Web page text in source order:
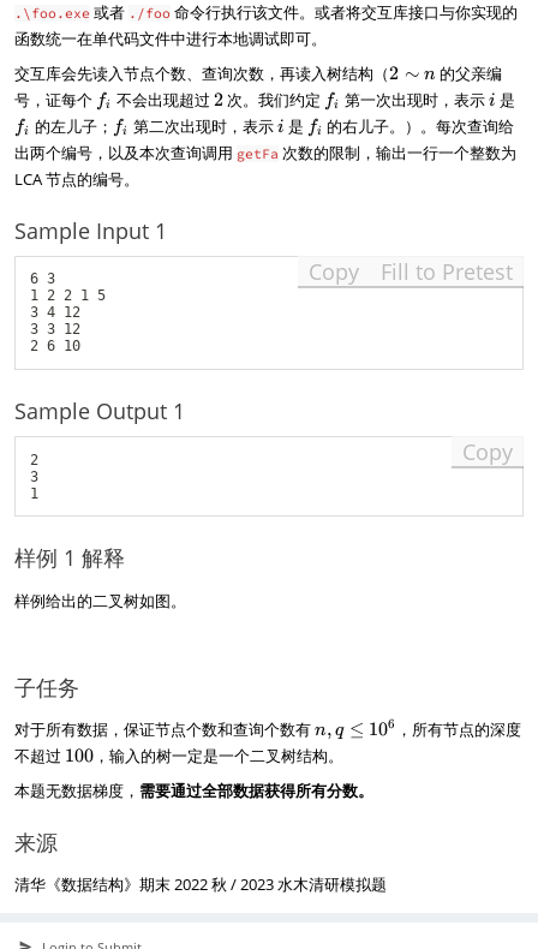
p
}
(
y
))
.\foo.exe 或者 ./foo 命令行执行该文件。或者将交互库接口与你实现的
函数统一在单代码文件中进行本地调试即可。
交互库会先读入节点个数、查询次数，再读入树结构（2
\
si
m
n
2 ∼ n的父亲编
号，证每个 f
_
fi 不会出现超过 2
2次。我们约定 f
_
i
fi 第一次出现时，表示ii 是
fi 的左儿子； f
_
i
fi 第二次出现时，表示ii 是 f
_
i
fi 的右儿子。）。每次查询给
出两个编号，以及本次查询调用 getFa 次数的限制，输出一行一个整数为
LCA 节点的编号。
Sample Input 1
6 3
1 2 2 1 5
3 4 12
3 3 12
2 6 10
Copy Fill to Pretest
Sample Output 1
2
3
Copy
样例 1 解释
样例给出的二叉树如图。
子任务
对于所有数据，保证节点个数和查询个数有n
,
q
\
0
^
n, q ≤ 106 ，所有节点的深度
不超过 1
0
100 ，输入的树一定是一个二叉树结构。
本题无数据梯度，需要通过全部数据获得所有分数。
来源
清华《数据结构》期末 2022 秋 / 2023 水木清研模拟题